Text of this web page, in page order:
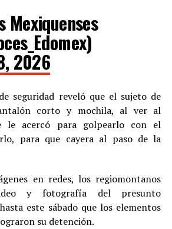
2026
seguridad reveló que el sujeto de
corto y mochila, al ver al
le acercó para golpearlo con el
para que cayera al paso de la
en redes, los regiomontanos
y fotografía del presunto
este sábado que los elementos
su detención.